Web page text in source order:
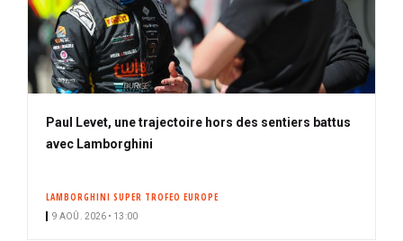
Paul Levet, une trajectoire hors des sentiers battus
avec Lamborghini
LAMBORGHINI SUPER TROFEO EUROPE
9 AOÛ. 2026 • 13:00